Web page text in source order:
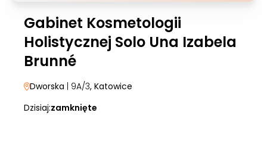
Gabinet Kosmetologii
Holistycznej Solo Una Izabela
Brunné
Dworska | 9A/3, Katowice
Dzisiaj:zamknięte